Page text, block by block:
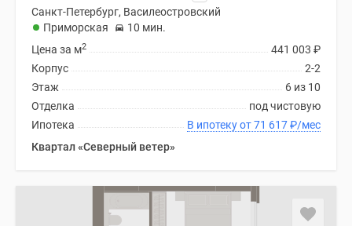
Санкт-Петербург, Василеостровский
Приморская
10 мин.
441 003 ₽
Цена за м2
2-2
Корпус
6 из 10
Этаж
под чистовую
Отделка
В ипотеку от 71 617₽/мес
Ипотека
Квартал «Северный ветер»